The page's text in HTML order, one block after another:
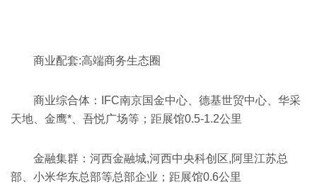
商业配套:高端商务生态圈
商业综合体：
IFC南京国金中心、德基世贸中心、华采
天地、金鹰*、吾悦广场等 ； 距展馆0.5-1.2公里
金融集群： 河西金融城,河西中央科创区,阿里江苏总
部、小米华东总部等总部企业； 距展馆0.6公里